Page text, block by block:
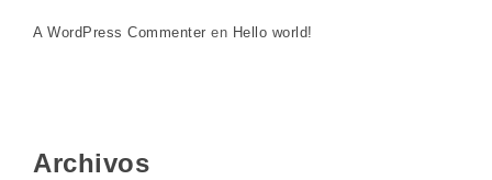
A WordPress Commenter en Hello world!
Archivos